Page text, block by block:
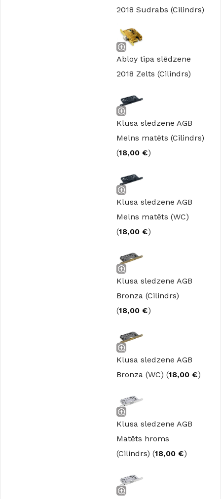
2018 Sudrabs (Cilindrs)
Abloy tipa slēdzene
2018 Zelts (Cilindrs)
Klusa sledzene AGB
Melns matēts (Cilindrs)
(18,00 €)
Klusa sledzene AGB
Melns matēts (WC)
(18,00 €)
Klusa sledzene AGB
Bronza (Cilindrs)
(18,00 €)
Klusa sledzene AGB
Bronza (WC) (18,00 €)
Klusa sledzene AGB
Matēts hroms
(Cilindrs) (18,00 €)